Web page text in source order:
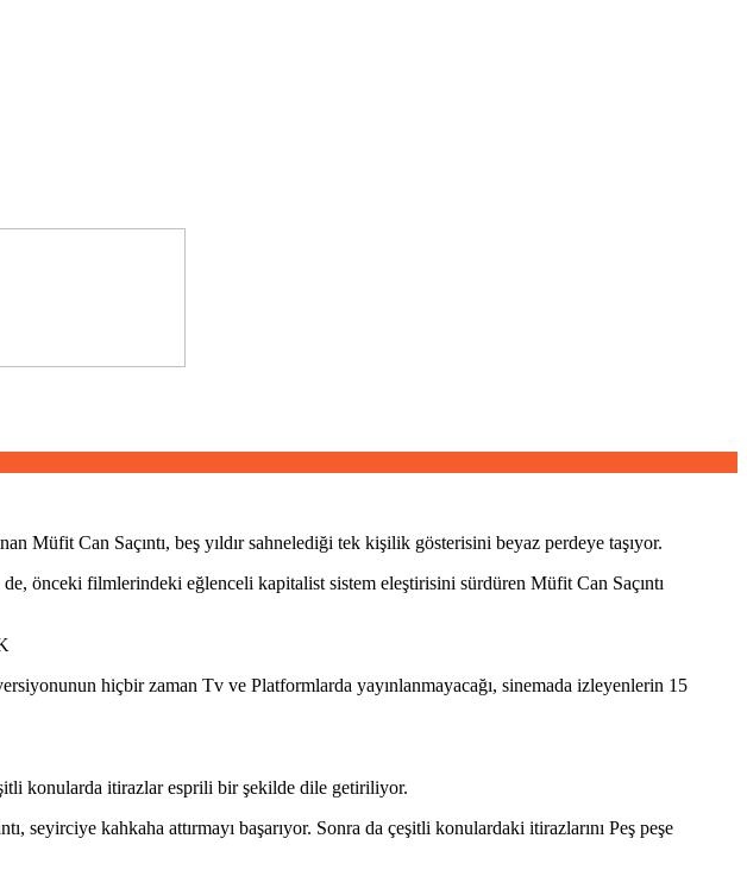
Müfit Can Saçıntı, beş yıldır sahnelediği tek kişilik gösterisini beyaz perdeye taşıyor.
önceki filmlerindeki eğlenceli kapitalist sistem eleştirisini sürdüren Müfit Can Saçıntı
hiçbir zaman Tv ve Platformlarda yayınlanmayacağı, sinemada izleyenlerin 15
konularda itirazlar esprili bir şekilde dile getiriliyor.
seyirciye kahkaha attırmayı başarıyor. Sonra da çeşitli konulardaki itirazlarını Peş peşe